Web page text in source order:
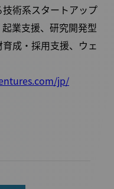
術系スタートアップ
業支援、研究開発型
成・採用支援、ウェ
jp/